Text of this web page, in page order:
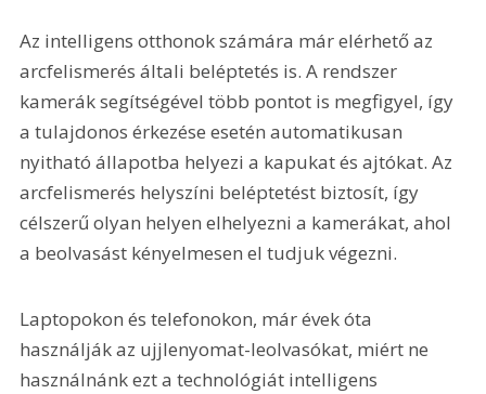
Az intelligens otthonok számára már elérhető az
arcfelismerés általi beléptetés is. A rendszer
kamerák segítségével több pontot is megfigyel, így
a tulajdonos érkezése esetén automatikusan
nyitható állapotba helyezi a kapukat és ajtókat. Az
arcfelismerés helyszíni beléptetést biztosít, így
célszerű olyan helyen elhelyezni a kamerákat, ahol
a beolvasást kényelmesen el tudjuk végezni.
Laptopokon és telefonokon, már évek óta
használják az ujjlenyomat-leolvasókat, miért ne
használnánk ezt a technológiát intelligens